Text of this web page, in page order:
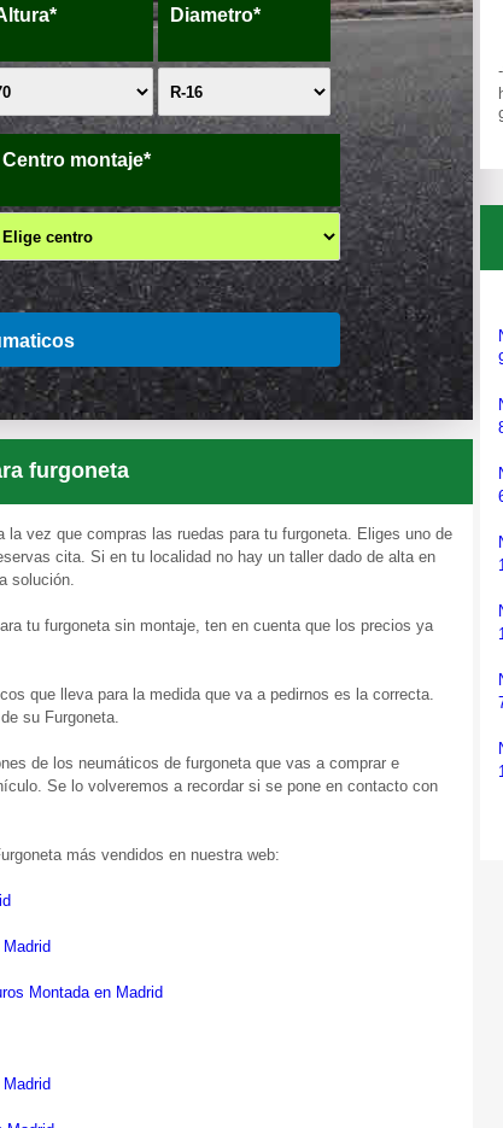
Diametro*
Centro montaje*
furgoneta
vez que compras las ruedas para tu furgoneta. Eliges uno de
cita. Si en tu localidad no hay un taller dado de alta en
solución.
tu furgoneta sin montaje, ten en cuenta que los precios ya
que lleva para la medida que va a pedirnos es la correcta.
su Furgoneta.
de los neumáticos de furgoneta que vas a comprar e
Se lo volveremos a recordar si se pone en contacto con
más vendidos en nuestra web:
Montada en Madrid